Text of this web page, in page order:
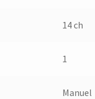
14 ch
1
Manuel